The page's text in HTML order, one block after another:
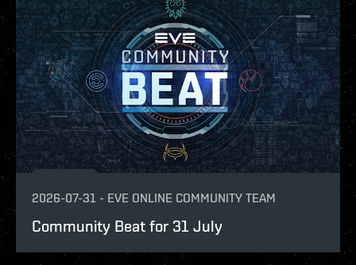
2026-07-31 - EVE ONLINE COMMUNITY TEAM
Community Beat for 31 July